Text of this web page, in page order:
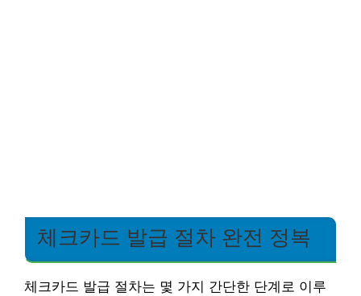
체크카드 발급 절차 완전 정복
체크카드 발급 절차는 몇 가지 간단한 단계로 이루